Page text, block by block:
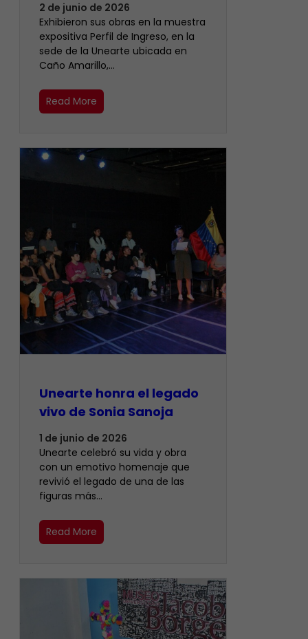
2 de junio de 2026
Exhibieron sus obras en la muestra
expositiva Perfil de Ingreso, en la
sede de la Unearte ubicada en
Caño Amarillo,…
Read More
Unearte honra el legado
vivo de Sonia Sanoja
1 de junio de 2026
Unearte celebró su vida y obra
con un emotivo homenaje que
revivió el legado de una de las
figuras más…
Read More